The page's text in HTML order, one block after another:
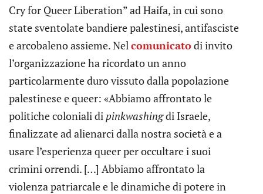
Cry for Queer Liberation” ad Haifa, in cui sono
state sventolate bandiere palestinesi, antifasciste
e arcobaleno assieme. Nelcomunicatodi invito
l’organizzazione ha ricordato un anno
particolarmente duro vissuto dalla popolazione
palestinese e queer: «Abbiamo affrontato le
politiche coloniali di pinkwashingdi Israele,
finalizzate ad alienarci dalla nostra società e a
usare l’esperienza queer per occultare i suoi
crimini orrendi. […] Abbiamo affrontato la
violenza patriarcale e le dinamiche di potere in